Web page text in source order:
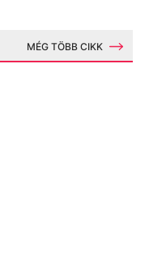
MÉG TÖBB CIKK